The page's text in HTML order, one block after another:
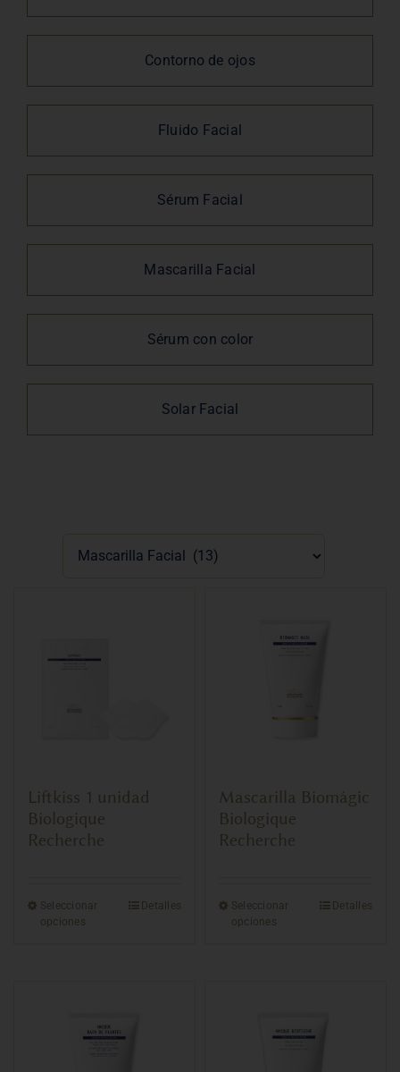
Contorno de ojos
Fluido Facial
Sérum Facial
Mascarilla Facial
Sérum con color
Solar Facial
Liftkiss 1 unidad
Biologique
Recherche
Seleccionar
opciones
Detalles
Mascarilla Biomágic
Biologique
Recherche
Seleccionar
opciones
Detalles